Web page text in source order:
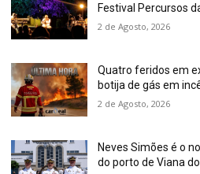
Festival Percursos
2 de Agosto, 2026
Quatro feridos em
botija de gás em
2 de Agosto, 2026
Neves Simões é o
do porto de Viana